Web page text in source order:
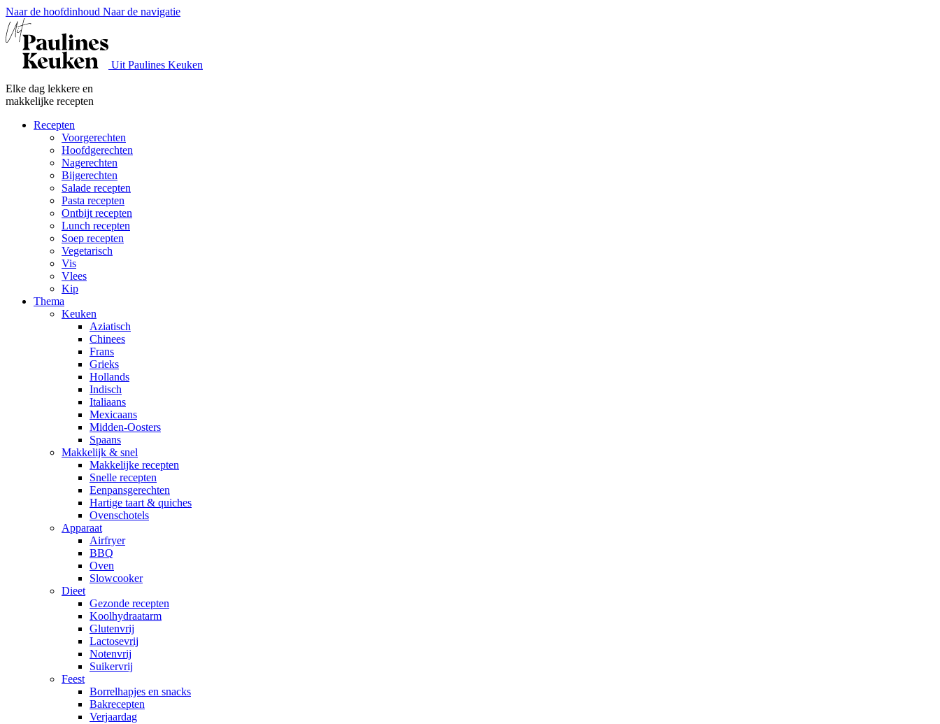
Naar de hoofdinhoud Naar de navigatie
Uit Paulines Keuken
Elke dag lekkere en
makkelijke recepten
Recepten
Voorgerechten
Hoofdgerechten
Nagerechten
Bijgerechten
Salade recepten
Pasta recepten
Ontbijt recepten
Lunch recepten
Soep recepten
Vegetarisch
Vis
Vlees
Kip
Thema
Keuken
Aziatisch
Chinees
Frans
Grieks
Hollands
Indisch
Italiaans
Mexicaans
Midden-Oosters
Spaans
Makkelijk & snel
Makkelijke recepten
Snelle recepten
Eenpansgerechten
Hartige taart & quiches
Ovenschotels
Apparaat
Airfryer
BBQ
Oven
Slowcooker
Dieet
Gezonde recepten
Koolhydraatarm
Glutenvrij
Lactosevrij
Notenvrij
Suikervrij
Feest
Borrelhapjes en snacks
Bakrecepten
Verjaardag